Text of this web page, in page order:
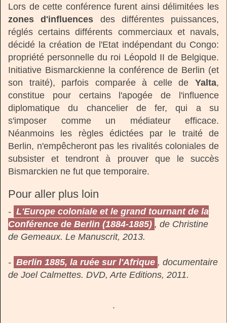
Lors de cette conférence furent ainsi délimitées les
zones d'influences des différentes puissances,
réglés certains différents commerciaux et navals,
décidé la création de l'Etat indépendant du Congo:
propriété personnelle du roi Léopold II de Belgique.
Initiative Bismarckienne la conférence de Berlin (et
son traité), parfois comparée à celle de Yalta,
constitue pour certains l'apogée de l'influence
diplomatique du chancelier de fer, qui a su
s'imposer comme un médiateur efficace.
Néanmoins les règles édictées par le traité de
Berlin, n'empêcheront pas les rivalités coloniales de
subsister et tendront à prouver que le succès
Bismarckien ne fut que temporaire.
Pour aller plus loin
- L'Europe coloniale et le grand tournant de la
Conférence de Berlin (1884-1885) , de Christine
de Gemeaux. Le Manuscrit, 2013.
- Berlin 1885, la ruée sur l'Afrique , documentaire
de Joel Calmettes. DVD, Arte Editions, 2011.
.